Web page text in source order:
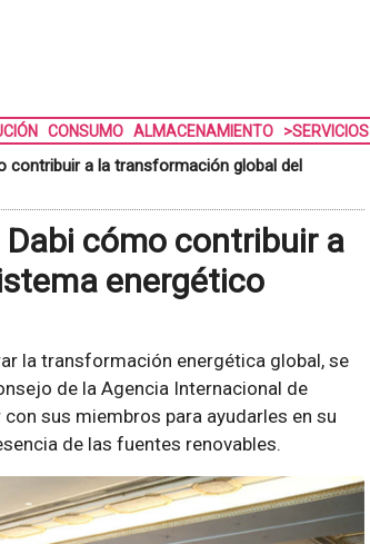
CONSUMO ALMACENAMIENTO >SERVICIOS
contribuir a la transformación global del
Dabi cómo contribuir a
energético
la transformación energética global, se
de la Agencia Internacional de
con sus miembros para ayudarles en su
de las fuentes renovables.